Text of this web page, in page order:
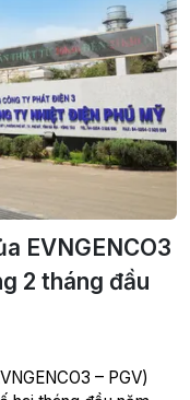
EVNGENCO3
2 tháng đầu
– PGV)